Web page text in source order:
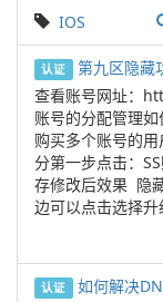
IOS
认证 第九区隐藏
查看账号网址：
账号的分配管理
购买多个账号的
分第一步点击：
存修改后效果 隐
边可以点击选择
认证 如何解决